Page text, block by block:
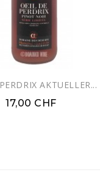
AKTUELLER...
17,00 CHF